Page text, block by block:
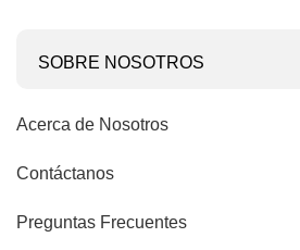
SOBRE NOSOTROS
Acerca de Nosotros
Contáctanos
Preguntas Frecuentes